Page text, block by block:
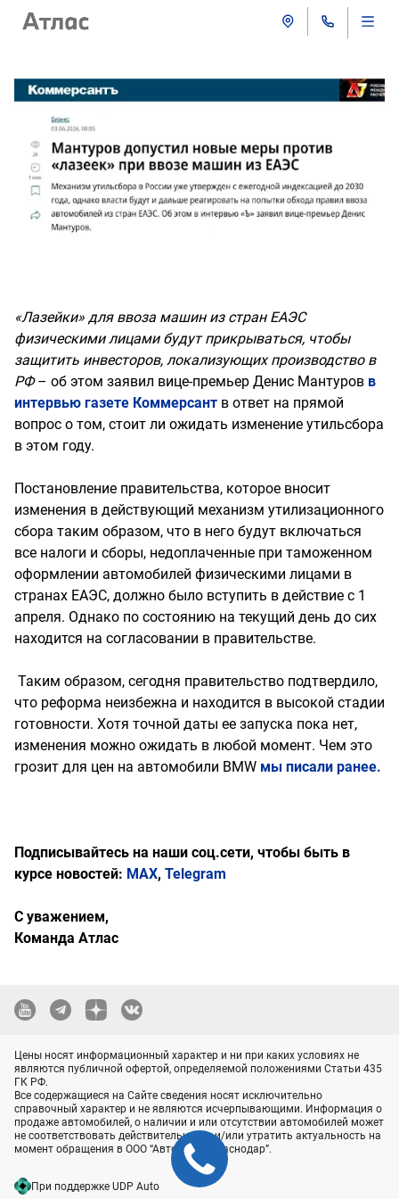
«Лазейки» для ввоза машин из стран ЕАЭС
физическими лицами будут прикрываться, чтобы
защитить инвесторов, локализующих производство в
РФ– об этом заявил вице-премьер Денис Мантуров в
интервью газете Коммерсант в ответ на прямой
вопрос о том, стоит ли ожидать изменение утильсбора
в этом году.
Постановление правительства, которое вносит
изменения в действующий механизм утилизационного
сбора таким образом, что в него будут включаться
все налоги и сборы, недоплаченные при таможенном
оформлении автомобилей физическими лицами в
странах ЕАЭС, должно было вступить в действие с 1
апреля. Однако по состоянию на текущий день до сих
находится на согласовании в правительстве.
Таким образом, сегодня правительство подтвердило,
что реформа неизбежна и находится в высокой стадии
готовности. Хотя точной даты ее запуска пока нет,
изменения можно ожидать в любой момент. Чем это
грозит для цен на автомобили BMW мы писали ранее.
Подписывайтесь на наши соц.сети, чтобы быть в
курсе новостей: MAX, Telegram
С уважением,
Команда Атлас
Цены носят информационный характер и ни при каких условиях не
являются публичной офертой, определяемой положениями Статьи 435
ГК РФ.
Все содержащиеся на Сайте сведения носят исключительно
справочный характер и не являются исчерпывающими. Информация о
продаже автомобилей, о наличии и или отсутствии автомобилей может
не соответствовать действительности и/или утратить актуальность на
момент обращения в ООО “АвтоТрейд-Краснодар”.
При поддержке UDP Auto